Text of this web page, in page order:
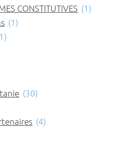
CONSTITUTIVES (1)
(1)
(30)
(4)